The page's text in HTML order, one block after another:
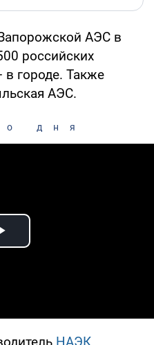
АЭС в
российских
в городе. Также
АЭС.
дня
Play Video
НАЭК